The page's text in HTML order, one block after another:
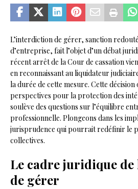
L’interdiction de gérer, sanction
d’entreprise, fait l’objet d’un débat
récent arrêt de la Cour de cassation
en reconnaissant au liquidateur
la durée de cette mesure. Cette
perspectives pour la protection des
soulève des questions sur l’équilibre
professionnelle. Plongeons dans les
jurisprudence qui pourrait redéfinir le
collectives.
Le cadre juridique
de gérer